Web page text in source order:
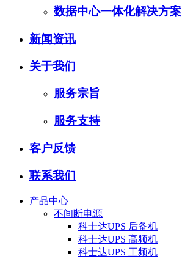
数据中心一体化解决方案
新闻资讯
关于我们
服务宗旨
服务支持
客户反馈
联系我们
产品中心
不间断电源
科士达UPS 后备机
科士达UPS 高频机
科士达UPS 工频机